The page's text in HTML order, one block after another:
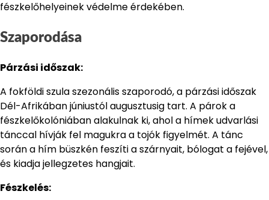
fészkelőhelyeinek védelme érdekében.
Szaporodása
Párzási időszak:
A fokföldi szula szezonális szaporodó, a párzási időszak
Dél-Afrikában júniustól augusztusig tart. A párok a
fészkelőkolóniában alakulnak ki, ahol a hímek udvarlási
tánccal hívják fel magukra a tojók figyelmét. A tánc
során a hím büszkén feszíti a szárnyait, bólogat a fejével,
és kiadja jellegzetes hangjait.
Fészkelés: